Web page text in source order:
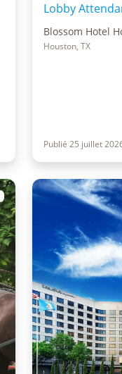
Lobby
Blossom Hotel
Houston, TX
Publié 25 juillet